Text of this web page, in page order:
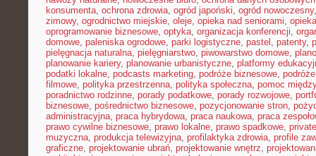
konsumenta, ochrona zdrowia, ogród japoński, ogród nowoczesny
zimowy, ogrodnictwo miejskie, oleje, opieka nad seniorami,
oprogramowanie biznesowe, optyka, organizacja konferencji,
domowe, paleniska ogrodowe, parki logistyczne, pastel , patenty,
pielęgnacja naturalna, pielęgniarstwo, piwowarstwo domowe,
planowanie kariery, planowanie urbanistyczne, platformy
podatki lokalne, podcasts marketing, podróże biznesowe,
filmowe, polityka przestrzenna, polityka społeczna, pomoc
poradnictwo rodzinne, porady podatkowe, porady rozwojowe,
biznesowe, pośrednictwo biznesowe, pozycjonowanie stron,
administracyjna, praca hybrydowa, praca naukowa, praca
prawo cywilne biznesowe, prawo lokalne, prawo spadkowe,
muzyczna, produkcja telewizyjna, profilaktyka zdrowia, profile
graficzne, projektowanie ubrań, projektowanie wnętrz,